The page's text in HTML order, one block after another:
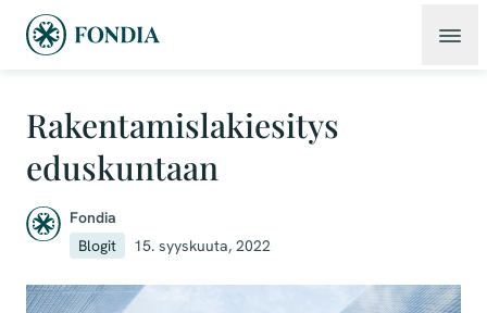
Rakentamislakiesitys
eduskuntaan
Fondia
Blogit
15. syyskuuta, 2022